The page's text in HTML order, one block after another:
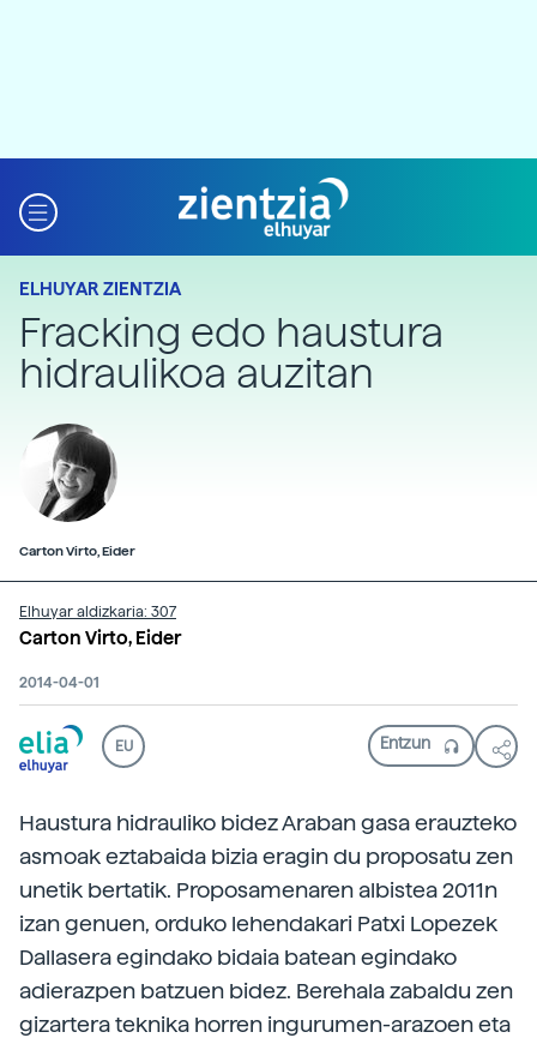
Carton Virto, Eider
ELHUYAR ZIENTZIA
Fracking edo haustura
hidraulikoa auzitan
Elhuyar aldizkaria: 307
Carton Virto, Eider
2014-04-01
EU
Haustura hidrauliko bidez Araban gasa erauzteko
asmoak eztabaida bizia eragin du proposatu zen
unetik bertatik. Proposamenaren albistea 2011n
izan genuen, orduko lehendakari Patxi Lopezek
Dallasera egindako bidaia batean egindako
adierazpen batzuen bidez. Berehala zabaldu zen
gizartera teknika horren ingurumen-arazoen eta